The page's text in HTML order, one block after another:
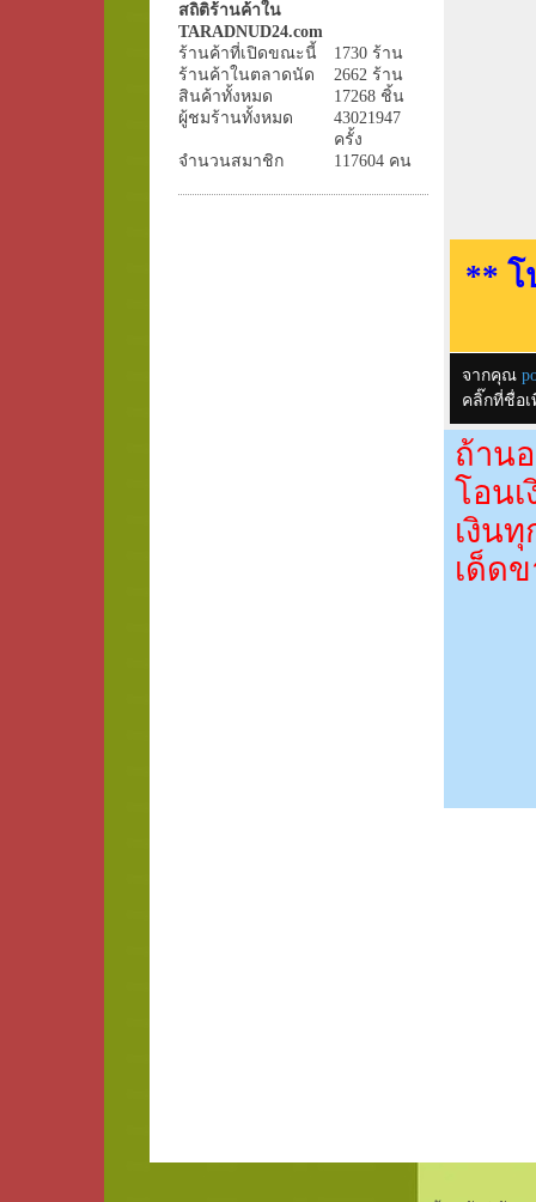
สถิติร้านค้าใน
TARADNUD24.com
ร้านค้าที่เปิดขณะนี้
1730 ร้าน
ร้านค้าในตลาดนัด
2662 ร้าน
สินค้าทั้งหมด
17268 ชิ้น
ผู้ชมร้านทั้งหมด
43021947
ครั้ง
จำนวนสมาชิก
117604 คน
** โ
จากคุณ
คลิ๊กที่ชื่อ
ถ้าน
โอน
เงิน
เด็ด